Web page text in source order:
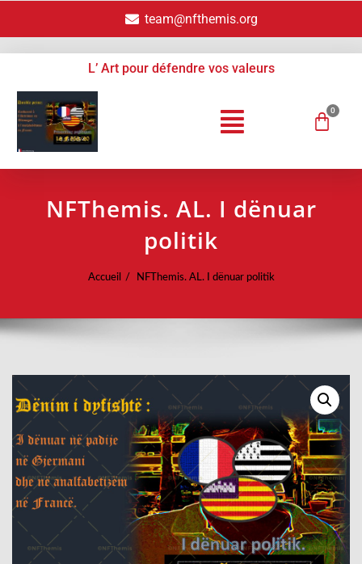
team@nfthemis.org
L’ Art pour défendre vos valeurs
NFThemis. AL. I dënuar
politik
Accueil NFThemis. AL. I dënuar politik